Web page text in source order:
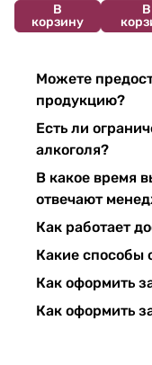
В
корзину
В
Можете
продукцию?
Есть ли
алкоголя?
В какое время
отвечают
Как работает
Какие способы
Как оформить
Как оформить